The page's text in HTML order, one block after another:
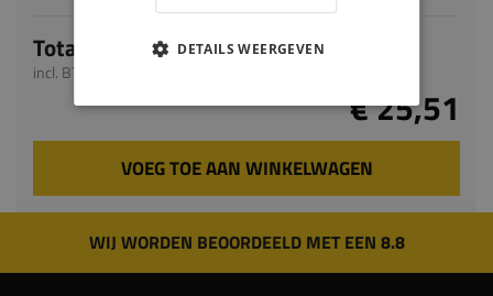
Totaal
incl. BTW
€ 25,51
VOEG TOE AAN WINKELWAGEN
WIJ WORDEN BEOORDEELD MET EEN 8.8
DETAILS WEERGEVEN